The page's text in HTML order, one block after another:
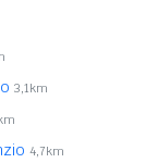
3,1km
4,7km